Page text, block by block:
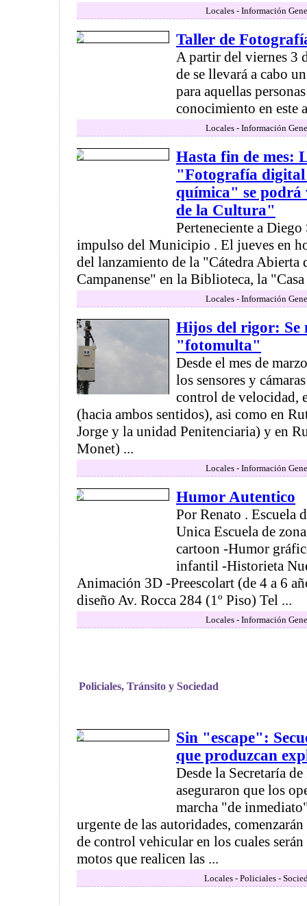
Locales - Información
Taller de
A partir del viernes 3
de se llevará a cabo
para aquellas
conocimiento en este
Locales - Información
Hasta fin de mes:
"Fotografía
química" se
de la Cultura"
Perteneciente a
impulso del Municipio . El jueves en
del lanzamiento de la "Cátedra Abierta
Campanense" en la Biblioteca, la "Casa
Locales - Información
Hijos del rigor: Se
"fotomulta"
Desde el mes de
los sensores y
control de velocidad,
(hacia ambos sentidos), asi como en
Jorge y la unidad Penitenciaria) y en
Monet) ...
Locales - Información
Humor Autentico
Por Renato . Escuela
Unica Escuela de
cartoon -Humor
infantil -Historieta
Animación 3D -Preescolart (de 4 a 6
diseño Av. Rocca 284 (1º Piso) Tel ...
Locales - Información
Policiales, Tránsito y Sociedad
Sin "escape":
que produzcan
Desde la Secretaría
aseguraron que los
marcha "de
urgente de las autoridades,
de control vehicular en los cuales serán
motos que realicen las ...
Locales - Policiales -